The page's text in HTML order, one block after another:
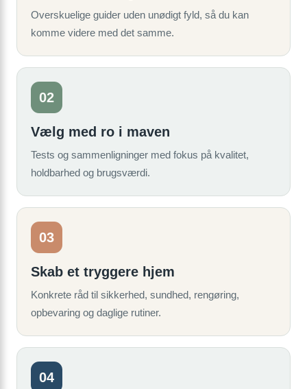
Overskuelige guider uden unødigt fyld, så du kan
komme videre med det samme.
02
Vælg med ro i maven
Tests og sammenligninger med fokus på kvalitet,
holdbarhed og brugsværdi.
03
Skab et tryggere hjem
Konkrete råd til sikkerhed, sundhed, rengøring,
opbevaring og daglige rutiner.
04